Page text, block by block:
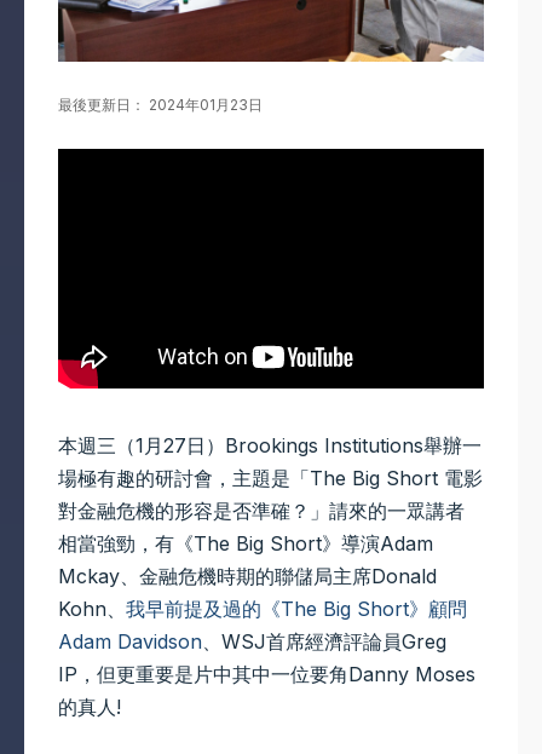
最後更新日： 2024年01月23日
本週三（1月27日）Brookings Institutions舉辦一
場極有趣的研討會，主題是「The Big Short 電影
對金融危機的形容是否準確？」請來的一眾講者
相當強勁，有《The Big Short》導演Adam
Mckay、金融危機時期的聯儲局主席Donald
Kohn、我早前提及過的《The Big Short》顧問
Adam Davidson、WSJ首席經濟評論員Greg
IP，但更重要是片中其中一位要角Danny Moses
的真人!